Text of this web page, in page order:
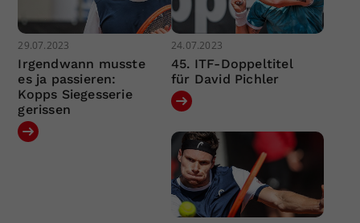
29.07.2023
Irgendwann musste
es ja passieren:
Kopps Siegesserie
gerissen
24.07.2023
45. ITF-Doppeltitel
für David Pichler